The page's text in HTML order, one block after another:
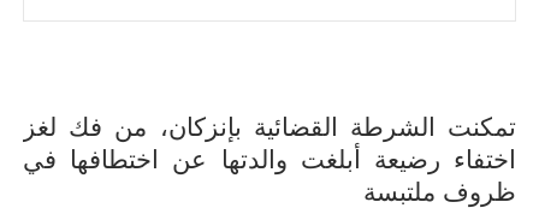
تمكنت الشرطة القضائية بإنزكان، من فك لغز
اختفاء رضيعة أبلغت والدتها عن اختطافها في
ظروف ملتبسة